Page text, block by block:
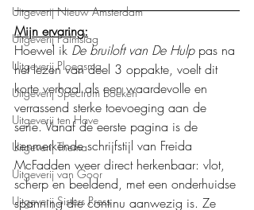
Uitgeverij Nieuw Amsterdam
Uitgeverij Palmslag
Uitgeverij Ploegsma
Uitgeverij Spectrum boeken
Uitgeverij ten Have
Uitgeverij Thema
Uitgeverij van Goor
Uitgeverij Sisters Press
Mijn ervaring:
Hoewel ik De bruiloft van De Hulp pas na
het lezen van deel 3 oppakte, voelt dit
korte verhaal als een waardevolle en
verrassend sterke toevoeging aan de
serie. Vanaf de eerste pagina is de
kenmerkende schrijfstijl van Freida
McFadden weer direct herkenbaar: vlot,
scherp en beeldend, met een onderhuidse
spanning die continu aanwezig is. Ze